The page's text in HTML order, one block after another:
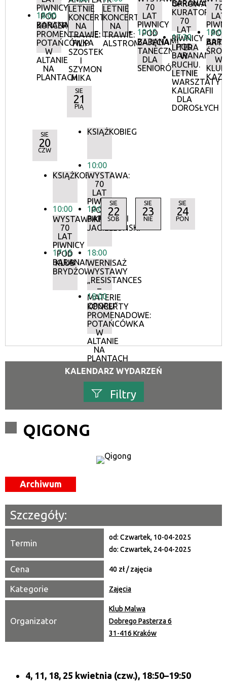
PIWNICY
POD
BARANAMI
18:00
KONCERTY
PROMENADOWE:
POTAŃCÓWKA
W
ALTANIE
NA
PLANTACH
LETNIE
KONCERTY
NA
TRAWIE:
FILIP
SZOSTEK
I
SZYMON
MIKA
LETNIE
KONCERTY
NA
TRAWIE:
ALSTROMERIE
70
LAT
PIWNICY
POD
BARANAMI
10:15
ZAJĘCIA
TANECZNE
DLA
SENIORÓW
BARANAMI
KURATORSKIE:
70
LAT
PIWNICY
POD
BARANAMI
17:30
LITERA
W
RUCHU.
LETNIE
WARSZTATY
KALIGRAFII
DLA
DOROSŁYCH
70
LAT
POD
18:00
W
SIE
20
CZW
KSIĄŻKOBIEG
10:00
WYSTAWA:
70
LAT
PIWNICY
POD
BARANAMI
17:15
KLUB
BRYDŻOWY
SIE
21
PIĄ
KSIĄŻKOBIEG
10:00
WYSTAWA:
70
LAT
PIWNICY
POD
BARANAMI
10:00
PIKNIK
JAGIELLOŃSKI
18:00
WERNISAŻ
WYSTAWY
„RESISTANCES
–
MATERIE
OPORU”
18:00
KONCERTY
PROMENADOWE:
POTAŃCÓWKA
W
ALTANIE
NA
PLANTACH
SIE
22
SOB
SIE
23
NIE
SIE
24
PON
KALENDARZ WYDARZEŃ
Filtry
Miejsce
Organizator
Promowane
QIGONG
Archiwum
Szczegóły:
Termin
od: Czwartek, 10-04-2025
do: Czwartek, 24-04-2025
Cena 40 zł / zajęcia
Kategorie Zajęcia
Organizator
Klub Malwa
Dobrego Pasterza 6
31-416 Kraków
4, 11, 18, 25 kwietnia (czw.), 18:50–19:50